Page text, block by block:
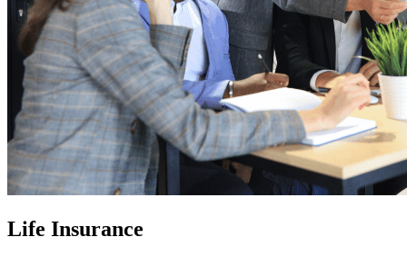
Life Insurance